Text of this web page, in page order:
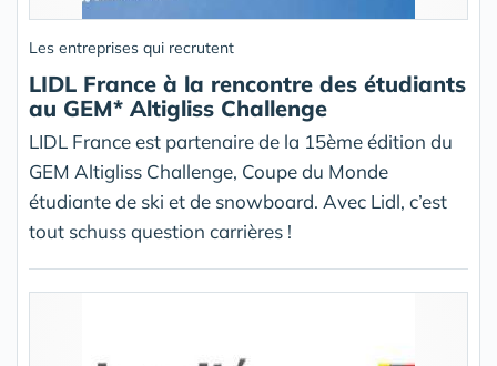
Les entreprises qui recrutent
LIDL France à la rencontre des étudiants
au GEM* Altigliss Challenge
LIDL France est partenaire de la 15ème édition du
GEM Altigliss Challenge, Coupe du Monde
étudiante de ski et de snowboard. Avec Lidl, c’est
tout schuss question carrières !